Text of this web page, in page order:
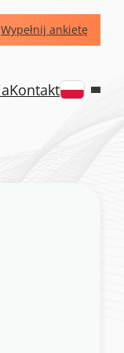
Wypełnij ankietę
Kontakt